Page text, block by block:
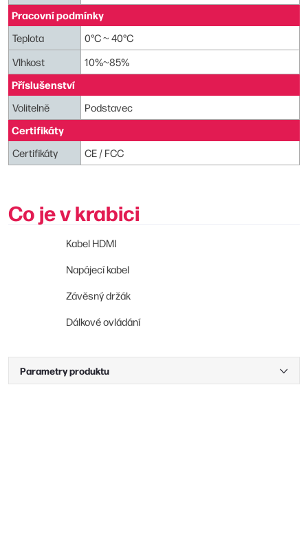
Pracovní podmínky
Teplota
0°C ~ 40°C
Vlhkost
10%~85%
Příslušenství
Volitelně Podstavec
Certifikáty
Certifikáty CE / FCC
Co je v krabici
Kabel HDMI
Napájecí kabel
Závěsný držák
Dálkové ovládání
Parametry produktu